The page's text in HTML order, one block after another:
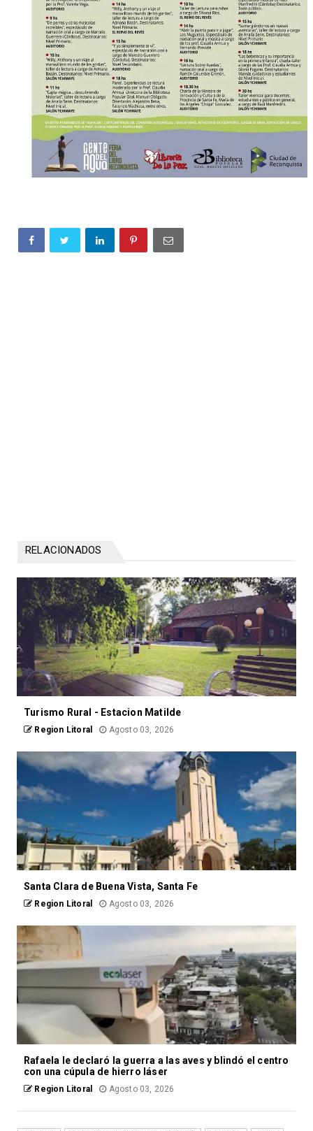
RELACIONADOS
Turismo Rural - Estacion Matilde
Region Litoral Agosto 03, 2026
Santa Clara de Buena Vista, Santa Fe
Region Litoral Agosto 03, 2026
Rafaela le declaró la guerra a las aves y blindó el centro
con una cúpula de hierro láser
Region Litoral Agosto 03, 2026